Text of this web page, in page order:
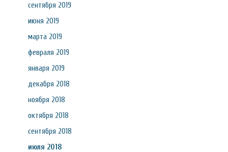
сентября 2019
июня 2019
марта 2019
февраля 2019
января 2019
декабря 2018
ноября 2018
октября 2018
сентября 2018
июля 2018